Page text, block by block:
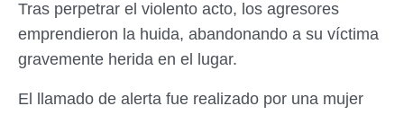
Tras perpetrar el violento acto, los agresores
emprendieron la huida, abandonando a su víctima
gravemente herida en el lugar.
El llamado de alerta fue realizado por una mujer